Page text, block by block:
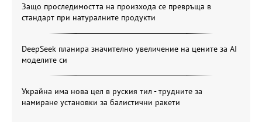
Защо проследимостта на произхода се превръща в
стандарт при натуралните продукти
DeepSeek планира значително увеличение на цените за AI
моделите си
Украйна има нова цел в руския тил - трудните за
намиране установки за балистични ракети